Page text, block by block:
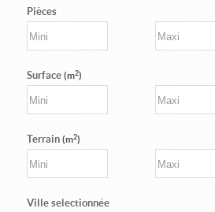
Pièces
Surface (m2)
Terrain (m2)
Ville selectionnée